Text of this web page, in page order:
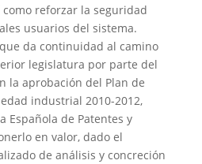
reforzar la seguridad
usuarios del sistema.
da continuidad al camino
legislatura por parte del
la aprobación del Plan de
industrial 2010-2012,
Española de Patentes y
en valor, dado el
de análisis y concreción